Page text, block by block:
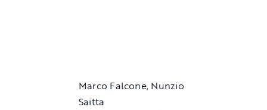
Marco Falcone, Nunzio
Saitta